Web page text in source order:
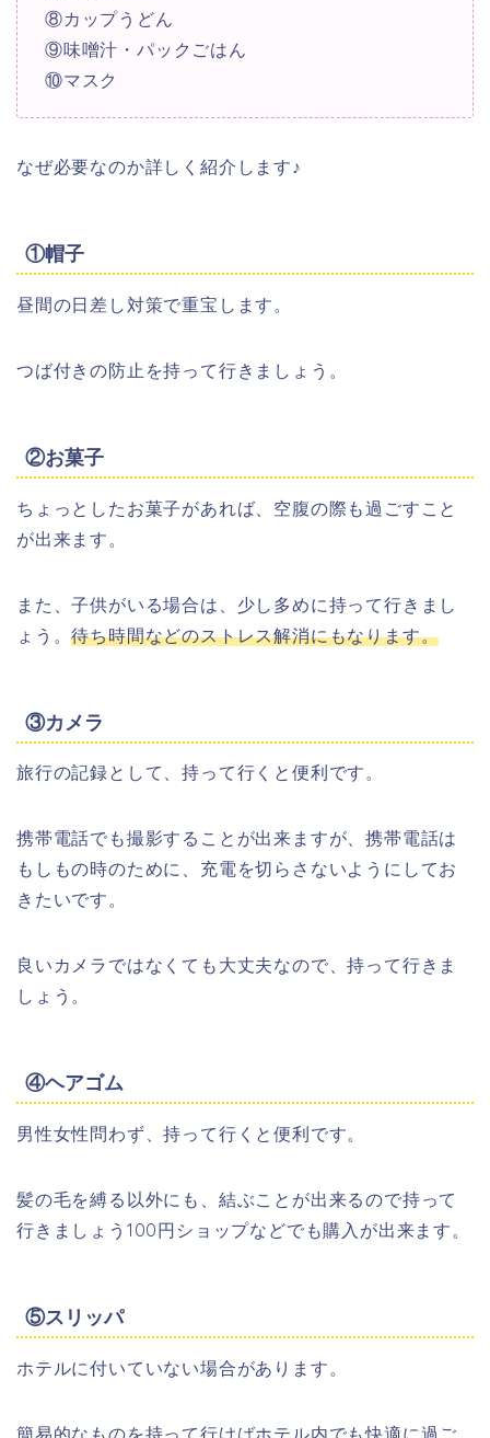
⑧カップうどん
⑨味噌汁・パックごはん
⑩マスク
なぜ必要なのか詳しく紹介します♪
①帽子
昼間の日差し対策で重宝します。
つば付きの防止を持って行きましょう。
②お菓子
ちょっとしたお菓子があれば、空腹の際も過ごすこと
が出来ます。
また、子供がいる場合は、少し多めに持って行きまし
ょう。待ち時間などのストレス解消にもなります。
③カメラ
旅行の記録として、持って行くと便利です。
携帯電話でも撮影することが出来ますが、携帯電話は
もしもの時のために、充電を切らさないようにしてお
きたいです。
良いカメラではなくても大丈夫なので、持って行きま
しょう。
④ヘアゴム
男性女性問わず、持って行くと便利です。
髪の毛を縛る以外にも、結ぶことが出来るので持って
行きましょう100円ショップなどでも購入が出来ます。
⑤スリッパ
ホテルに付いていない場合があります。
簡易的なものを持って行けばホテル内でも快適に過ご